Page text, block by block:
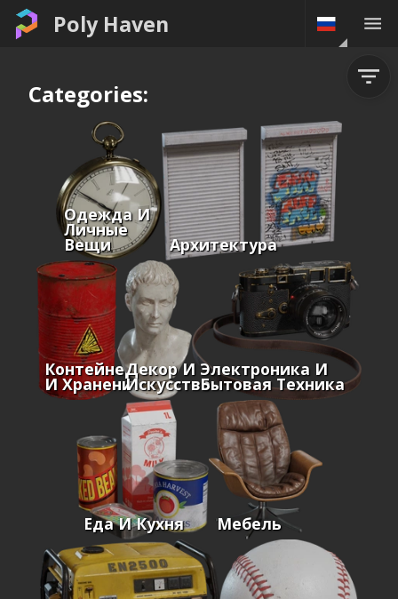
Poly Haven
Categories:
Одежда И
Личные
Вещи Архитектура
Контейнеры
И Хранение
Декор И
Искусство
Электроника И
Бытовая Техника
Еда И Кухня Мебель